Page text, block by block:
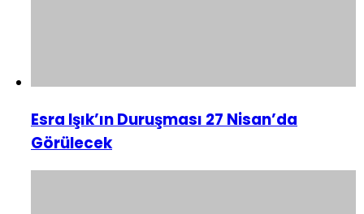
Esra Işık’ın Duruşması 27 Nisan’da
Görülecek